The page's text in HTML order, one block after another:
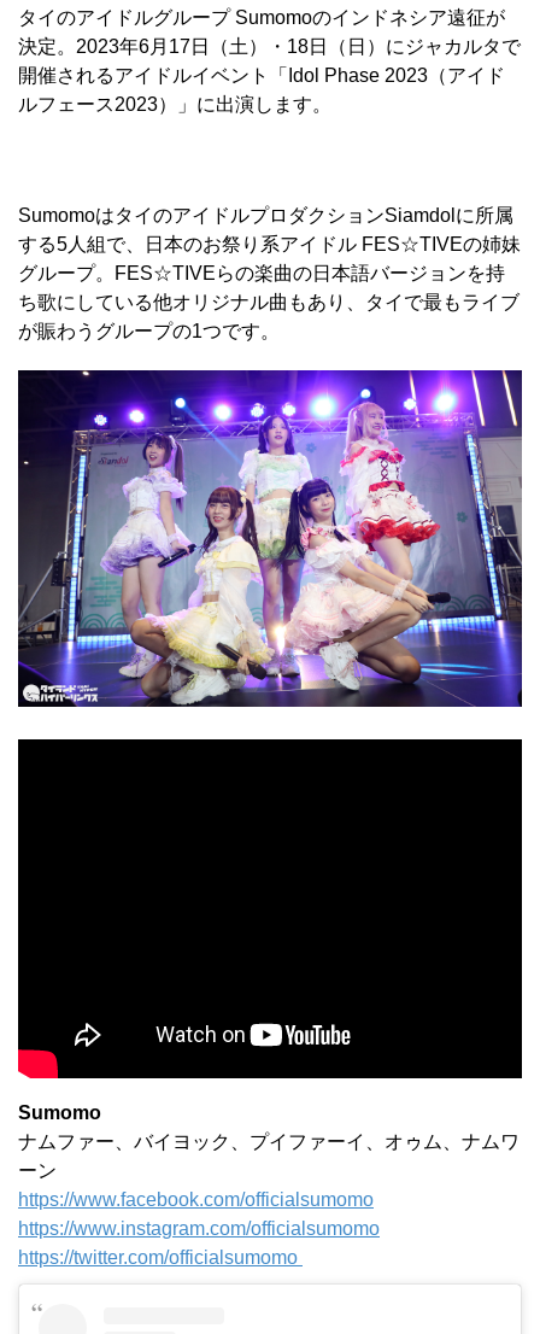
タイのアイドルグループ Sumomoのインドネシア遠征が
決定。2023年6月17日（土）・18日（日）にジャカルタで
開催されるアイドルイベント「Idol Phase 2023（アイド
ルフェース2023）」に出演します。
SumomoはタイのアイドルプロダクションSiamdolに所属
する5人組で、日本のお祭り系アイドル FES☆TIVEの姉妹
グループ。FES☆TIVEらの楽曲の日本語バージョンを持
ち歌にしている他オリジナル曲もあり、タイで最もライブ
が賑わうグループの1つです。
Sumomo
ナムファー、バイヨック、プイファーイ、オゥム、ナムワ
ーン
https://www.facebook.com/officialsumomo
https://www.instagram.com/officialsumomo
https://twitter.com/officialsumomo